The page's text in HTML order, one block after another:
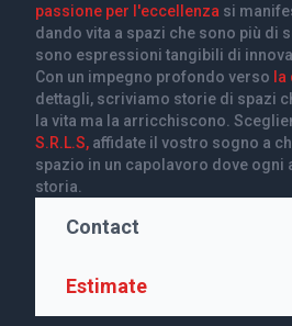
passione per l'eccellenza si
dando vita a spazi che sono più di
sono espressioni tangibili di
Con un impegno profondo verso
dettagli, scriviamo storie di spazi
la vita ma la arricchiscono.
S.R.L.S, affidate il vostro sogno a
spazio in un capolavoro dove ogni
storia.
Contact
Estimate